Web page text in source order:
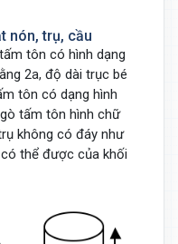
nón, trụ, cầu
tôn có hình dạng
2a, độ dài trục bé
tôn có dạng hình
tấm tôn hình chữ
không có đáy như
thể được của khối